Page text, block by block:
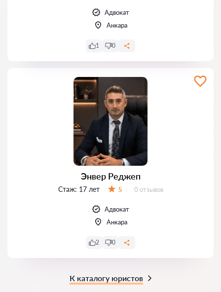
Адвокат
Анкара
1 0
Энвер Реджеп
Стаж: 17 лет 5 Отзывов:
0 отзывов
Адвокат
Анкара
2 0
К каталогу юристов